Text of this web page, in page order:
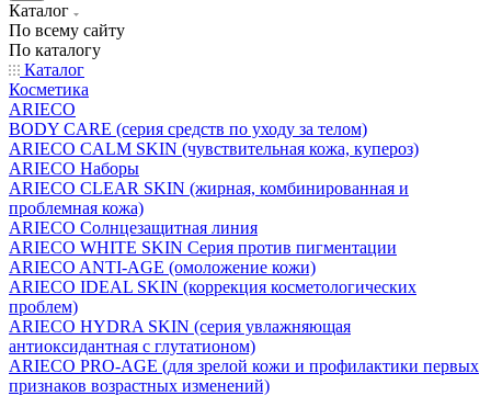
Каталог
По всему сайту
По каталогу
Каталог
Косметика
ARIECO
BODY CARE (серия средств по уходу за телом)
ARIECO CALM SKIN (чувствительная кожа, купероз)
ARIECO Наборы
ARIECO CLEAR SKIN (жирная, комбинированная и
проблемная кожа)
ARIECO Солнцезащитная линия
ARIECO WHITE SKIN Серия против пигментации
ARIECO ANTI-AGE (омоложение кожи)
ARIECO IDEAL SKIN (коррекция косметологических
проблем)
ARIECO HYDRA SKIN (серия увлажняющая
антиоксидантная с глутатионом)
ARIECO PRO-AGE (для зрелой кожи и профилактики первых
признаков возрастных изменений)